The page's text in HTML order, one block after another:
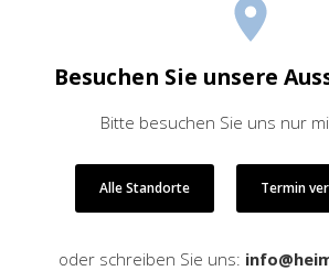
Besuchen Sie unsere
Bitte besuchen Sie uns nur
Alle Standorte Termin
oder schreiben Sie uns: